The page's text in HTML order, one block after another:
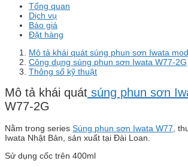
Tổng quan
Dịch vụ
Báo giá
Đặt hàng
Mô tả khái quát súng phun sơn Iwata
Công dụng súng phun sơn Iwata W77-2G
Thông số kỹ thuật
Mô tả khái quát súng phun sơn
W77-2G
Nằm trong series Súng phun sơn Iwata W77 ,
Iwata Nhật Bản, sản xuất tại Đài Loan.
Sử dụng cốc trên 400ml